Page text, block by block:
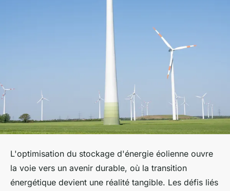
L'optimisation du stockage d'énergie éolienne ouvre
la voie vers un avenir durable, où la transition
énergétique devient une réalité tangible. Les défis liés